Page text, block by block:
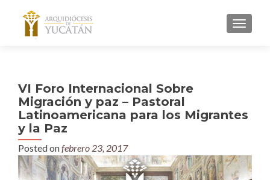
MENU
VI Foro Internacional Sobre
Migración y paz – Pastoral
Latinoamericana para los Migrantes
y la Paz
Posted onfebrero 23, 2017